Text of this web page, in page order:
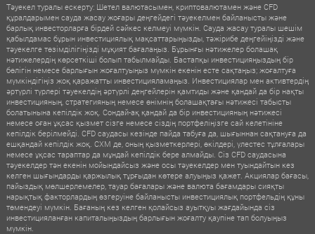
Тәуекел туралы ескерту: Шетел валютасымен, криптовалютамен және CFD
құралдарымен сауда жасау жоғары деңгейдегі тәуекелмен байланысты және
барлық инвесторларға бірдей сәйкес келмеуі мүмкін. Сауда жасау туралы шешім
қабылдамас бұрын инвестициялық мақсаттарыңызды, тәжірибе деңгейіңізді және
тәуекелге төзімділігіңізді мұқият бағалаңыз. Бұрынғы нәтижелер болашақ
нәтижелердің көрсеткіші болып табылмайды. Бастапқы инвестицияңыздың бір
бөлігін немесе барлығын жоғалтуыңыз мүмкін екенін есте сақтаңыз; жоғалтуға
мүмкіндігіңіз жоқ қаражатты инвестицияламаңыз. Инвестициялар мен активтердің
әртүрлі түрлері тәуекелдің әртүрлі деңгейлерін қамтиды және қандай да бір нақты
инвестицияның, стратегияның немесе өнімнің болашақтағы нәтижесі табысты
болатынына кепілдік жоқ. Сондай-ақ қандай да бір инвестицияның нәтижесі
немесе оған ұқсас қызмет сізге немесе сіздің портфеліңізге сай келетініне
кепілдік берілмейді. CFD саудасы кезінде пайда табуға да, шығыннан сақтануға да
ешқандай кепілдік жоқ. CXM де, оның қызметкерлері, өкілдері, үлестес тұлғалары
немесе ұқсас тараптар да мұндай кепілдік бере алмайды. Сіз CFD саудасына
тәуекелдер тән екенін мойындайсыз және осы тәуекелдер мен туындайтын кез
келген шығындарды қаржылық тұрғыдан көтере алуыңыз қажет. Акциялар бағасы,
пайыздық мөлшерлемелер, тауар бағалары және валюта бағамдары сияқты
нарықтық факторлардың өзгеруіне байланысты инвестициялық портфельдің құны
төмендеуі мүмкін. Бағаның кез келген қолайсыз ауытқуы жағдайында сіз
инвестицияланған капиталыңыздың барлығын жоғалту қаупіне тап болуыңыз
мүмкін.